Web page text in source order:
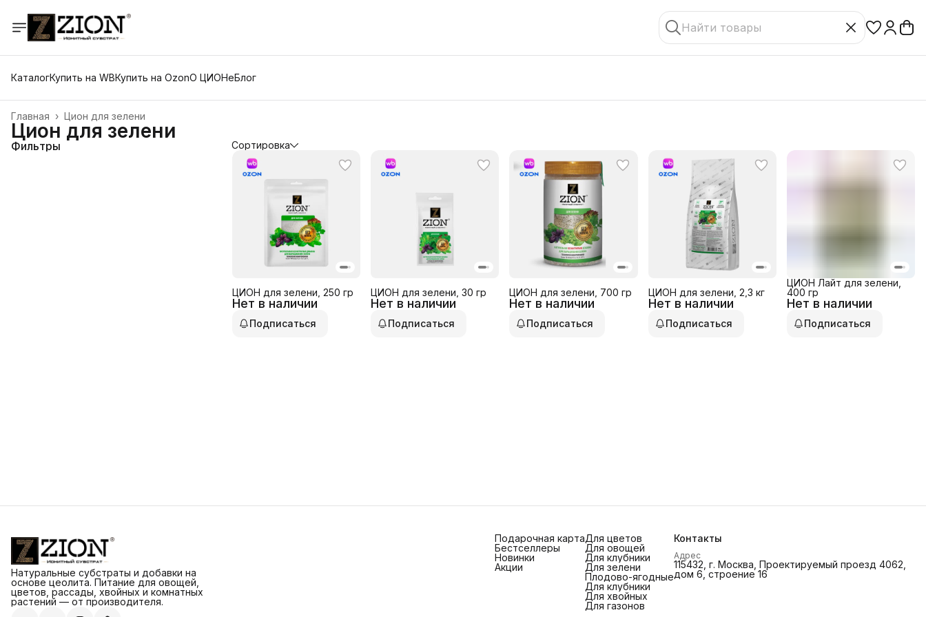
КаталогКупить на WBКупить на OzonО ЦИОНеБлог
Цион для зелени
Главная ›
Цион для зелени
Фильтры Сортировка
Нет в наличии
ЦИОН для зелени, 250 гр
Подписаться
Нет в наличии
ЦИОН для зелени, 30 гр
Подписаться
Нет в наличии
ЦИОН для зелени, 700 гр
Подписаться
Нет в наличии
ЦИОН для зелени, 2,3 кг
Подписаться
Нет в наличии
ЦИОН Лайт для зелени,
400 гр
Подписаться
Натуральные субстраты и добавки на
основе цеолита. Питание для овощей,
цветов, рассады, хвойных и комнатных
растений — от производителя.
Подарочная карта
Бестселлеры
Новинки
Акции
Для цветов
Для овощей
Для клубники
Для зелени
Плодово-ягодные
Для клубники
Для хвойных
Для газонов
Контакты
Адрес
115432, г. Москва, Проектируемый проезд 4062,
дом 6, строение 16